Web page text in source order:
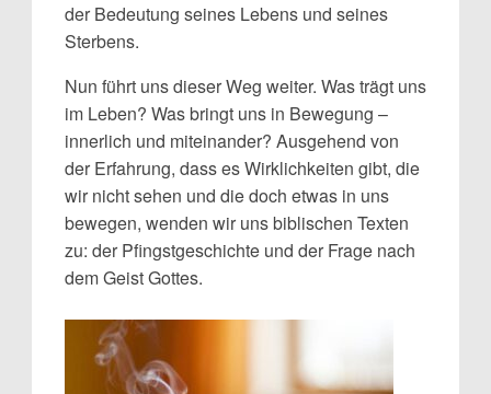
der Bedeutung seines Lebens und seines
Sterbens.
Nun führt uns dieser Weg weiter. Was trägt uns
im Leben? Was bringt uns in Bewegung –
innerlich und miteinander? Ausgehend von
der Erfahrung, dass es Wirklichkeiten gibt, die
wir nicht sehen und die doch etwas in uns
bewegen, wenden wir uns biblischen Texten
zu: der Pfingstgeschichte und der Frage nach
dem Geist Gottes.